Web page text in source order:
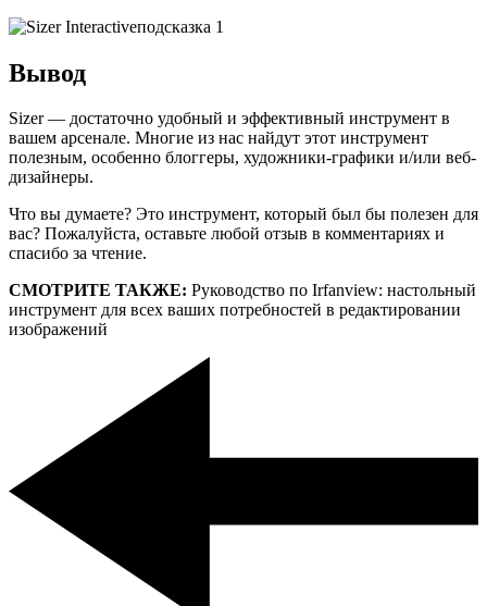
Вывод
Sizer — достаточно удобный и эффективный инструмент в
вашем арсенале. Многие из нас найдут этот инструмент
полезным, особенно блоггеры, художники-графики и/или веб-
дизайнеры.
Что вы думаете? Это инструмент, который был бы полезен для
вас? Пожалуйста, оставьте любой отзыв в комментариях и
спасибо за чтение.
СМОТРИТЕ ТАКЖЕ: Руководство по Irfanview: настольный
инструмент для всех ваших потребностей в редактировании
изображений